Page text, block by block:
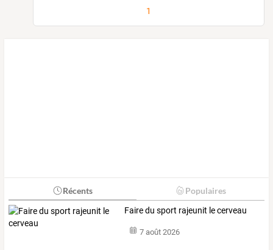
1
Récents Populaires
Faire du sport rajeunit le cerveau
7 août 2026